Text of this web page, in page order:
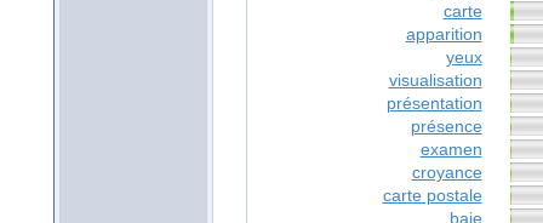
carte
apparition
yeux
visualisation
présentation
présence
examen
croyance
carte postale
baie